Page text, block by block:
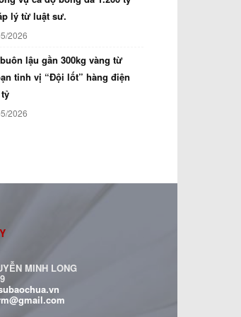
lý từ luật sư.
2026
lậu gần 300kg vàng từ
tinh vị “Đội lốt” hàng điện
2026
MINH LONG